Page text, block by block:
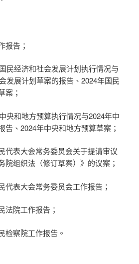
报告；
民经济和社会发展计划执行情况与
发展计划草案的报告、2024年国民
案；
央和地方预算执行情况与2024年中
告、2024年中央和地方预算草案；
代表大会常务委员会关于提请审议
院组织法（修订草案）》的议案；
代表大会常务委员会工作报告；
法院工作报告；
检察院工作报告。